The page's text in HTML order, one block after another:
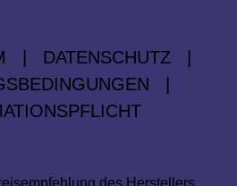
DATENSCHUTZ